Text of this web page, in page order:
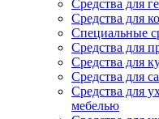
Средства для
Средства для
Специальные
Средства для
Средства для
Средства для
Средства для
мебелью